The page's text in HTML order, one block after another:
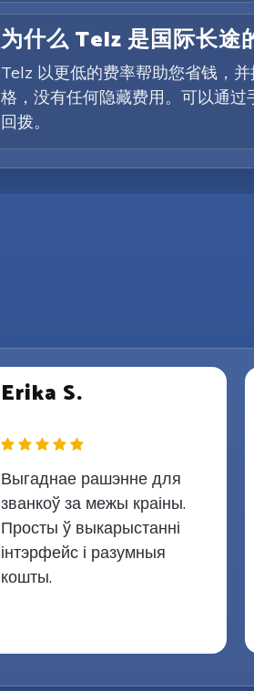
为什么 Telz 是国际长途
Telz 以更低的费率帮助您省钱，
格，没有任何隐藏费用。可以通
回拨。
Erika S.
Выгаднае рашэнне для
званкоў за межы краіны.
Просты ў выкарыстанні
інтэрфейс і разумныя
кошты.